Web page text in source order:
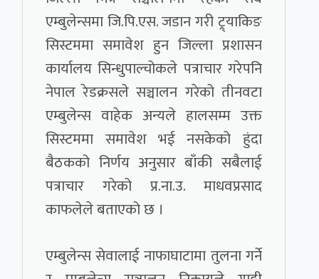
एम्बुलेन्समा जि.पि.एस. जडान गरी ट्र्याकिङ
सिस्टममा समावेश हुन जिल्ला प्रशासन
कार्यालय सिन्धुपाल्चोकले पत्राचार गरेपनि
नेपाल रेडक्रसले सञ्चालन गरेको तीनवटा
एम्बुलेन्स वाहेक अन्यले हालसम्म उक्त
सिस्टममा समावेश भई नसकेको हुंदा
बैठकको निर्णय अनुसार बाँकी सबैलाई
पत्राचार गरेको प्र.ना.उ. माधवप्रसाद
काफलेले बताएको छ ।
एम्बुलेन्स सेवालाई नाफाघाटामा तुलना गर्ने